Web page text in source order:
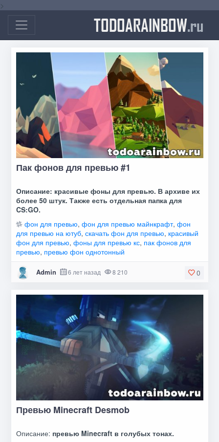
>
TODOARAINBOW.ru
Пак фонов для превью #1
Описание: красивые фоны для превью. В архиве их
более 50 штук. Также есть отдельная папка для
CS:GO.
фон для превью, фон для превью майнкрафт, фон
для превью на ютуб, скачать фон для превью, красивый
фон для превью, фоны для превью кс, пак фонов для
превью, превью фон однотонный
0
Admin 6 лет назад 8 210
Превью Minecraft Desmob
Описание: превью Minecraft в голубых тонах.